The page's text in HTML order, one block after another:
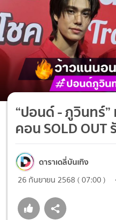
“ปอนด์ - ภูวินทร์
คอน SOLD OUT
ดาราเดลี่บันเทิง
26 กันยายน 2568 ( 07:00 )